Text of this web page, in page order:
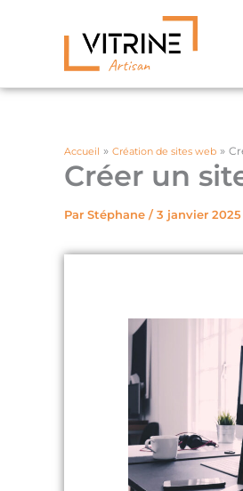
Accueil Création de sites web
Créer un
Par Stéphane /3 janvier 2025